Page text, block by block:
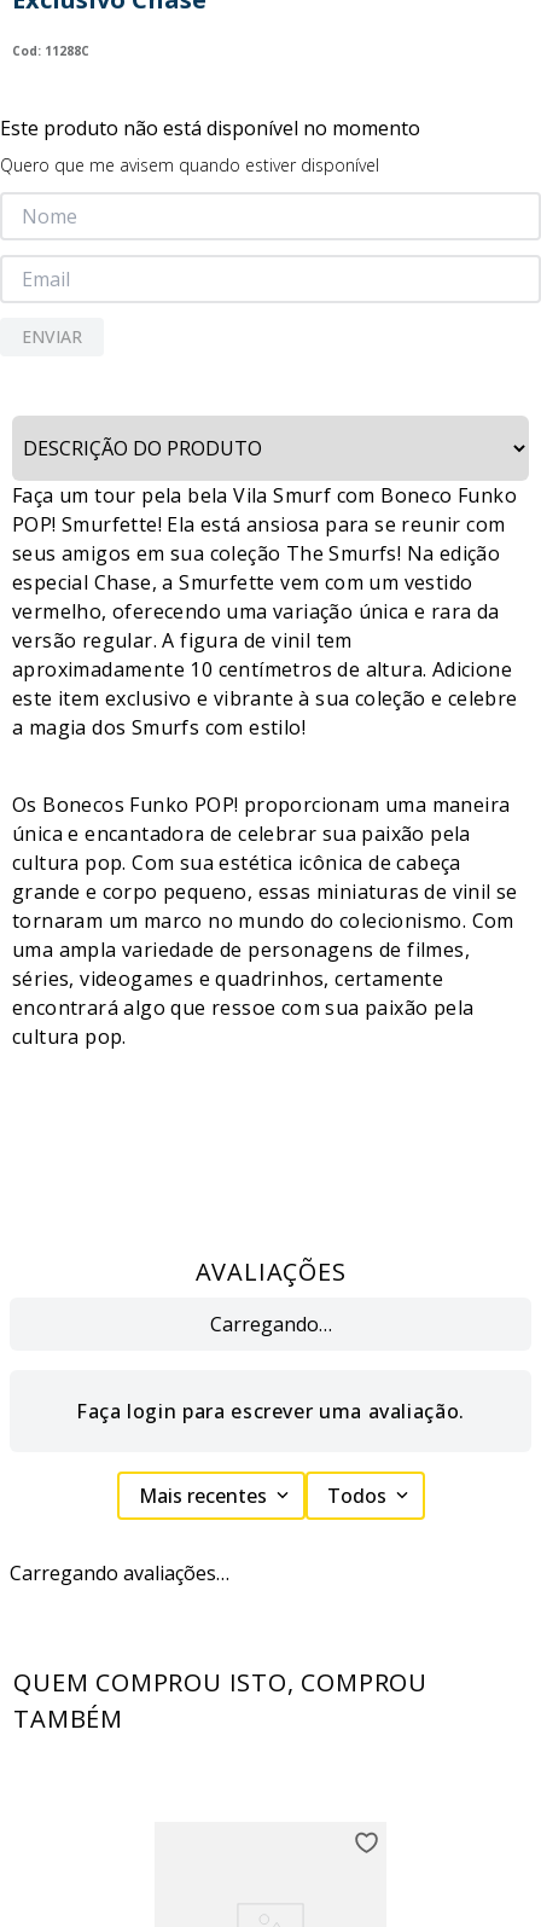
: 11288C
Este produto não está disponível no momento
Quero que me avisem quando estiver disponível
ENVIAR
Faça um tour pela bela Vila Smurf com Boneco Funko
POP! Smurfette! Ela está ansiosa para se reunir com
seus amigos em sua coleção The Smurfs! Na edição
especial Chase, a Smurfette vem com um vestido
vermelho, oferecendo uma variação única e rara da
versão regular. A figura de vinil tem
aproximadamente 10 centímetros de altura. Adicione
este item exclusivo e vibrante à sua coleção e celebre
a magia dos Smurfs com estilo!
Os Bonecos Funko POP! proporcionam uma maneira
única e encantadora de celebrar sua paixão pela
cultura pop. Com sua estética icônica de cabeça
grande e corpo pequeno, essas miniaturas de vinil se
tornaram um marco no mundo do colecionismo. Com
uma ampla variedade de personagens de filmes,
séries, videogames e quadrinhos, certamente
encontrará algo que ressoe com sua paixão pela
cultura pop.
AVALIAÇÕES
Carregando…
Faça login para escrever uma avaliação.
Mais recentes Todos
Carregando avaliações…
QUEM COMPROU ISTO, COMPROU
TAMBÉM